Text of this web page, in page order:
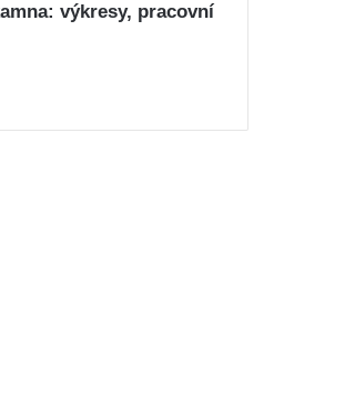
výkresy, pracovní